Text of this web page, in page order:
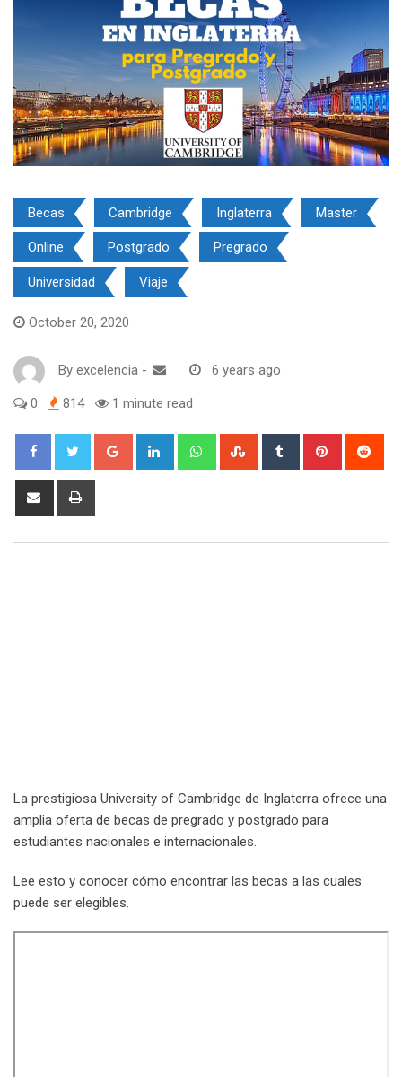
Becas Cambridge Inglaterra Master
Online Postgrado Pregrado
Universidad Viaje
October 20, 2020
By excelencia - 6 years ago
0 814 1 minute read
Google+ LinkedIn WhatsappStumbleUpon
Tumblr Pinterest
Share
La prestigiosa University of Cambridge de Inglaterra ofrece una
amplia oferta de becas de pregrado y postgrado para
estudiantes nacionales e internacionales.
Lee esto y conocer cómo encontrar las becas a las cuales
puede ser elegibles.